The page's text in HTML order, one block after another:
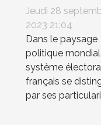
français:
analyse
approfondie
Jeudi 28
2023 21:04
Dans le paysage
politique
système
français se
par ses